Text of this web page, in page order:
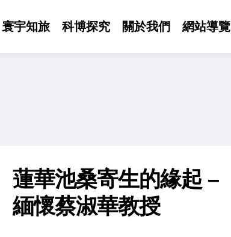
寰宇知旅 科博探究 關於我們 網站導覽
蓮華池桑寄生的緣起 –
緬懷蔡淑華教授